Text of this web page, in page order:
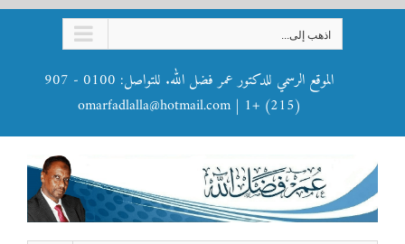
اذهب إلى...
الموقع الرسمي للدكتور عمر فضل الله. للتواصل: 0100 - 907
(215) +1
|
omarfadlalla@hotmail.com